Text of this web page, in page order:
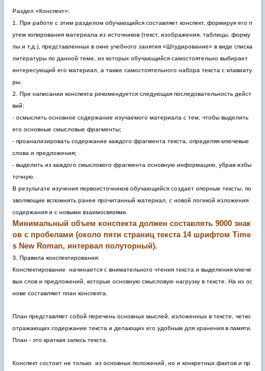
Раздел «Конспект»:
1. При работе с этим разделом обучающийся составляет конспект, формируя его п
утем копирования материала из источников (текст, изображения, таблицы, форму
лы и т.д.), представленных в окне учебного занятия «Штудирование» в виде списка
литературы по данной теме, из которых обучающийся самостоятельно выбирает
интересующий его материал, а также самостоятельного набора текста с клавиату
ры.
2. При написании конспекта рекомендуется следующая последовательность дейст
вий:
- осмыслить основное содержание изучаемого материала с тем, чтобы выделить
его основные смысловые фрагменты;
- проанализировать содержание каждого фрагмента текста, определяя ключевые
слова и предложения;
- выделить из каждого смыслового фрагмента основную информацию, убрав избы
точную.
В результате изучения первоисточников обучающийся создает опорные тексты, по
зволяющие вспомнить ранее прочитанный материал, с новой логикой изложения
содержания и с новыми взаимосвязями.
Минимальный объем конспекта должен составлять 9000 знак
ов с пробелами (около пяти страниц текста 14 шрифтом Time
s New Roman, интервал полуторный).
3. Правила конспектирования:
Конспектирование начинается с внимательного чтения текста и выделения ключе
вых слов и предложений, которые основную смысловую нагрузку в тексте. На их ос
нове составляют план конспекта.
План представляет собой перечень основных мыслей, изложенных в тексте, четко
отражающих содержание текста и делающих его удобным для хранения в памяти.
План - это краткая запись текста.
Конспект состоит не только из основных положений, но и конкретных фактов и пр